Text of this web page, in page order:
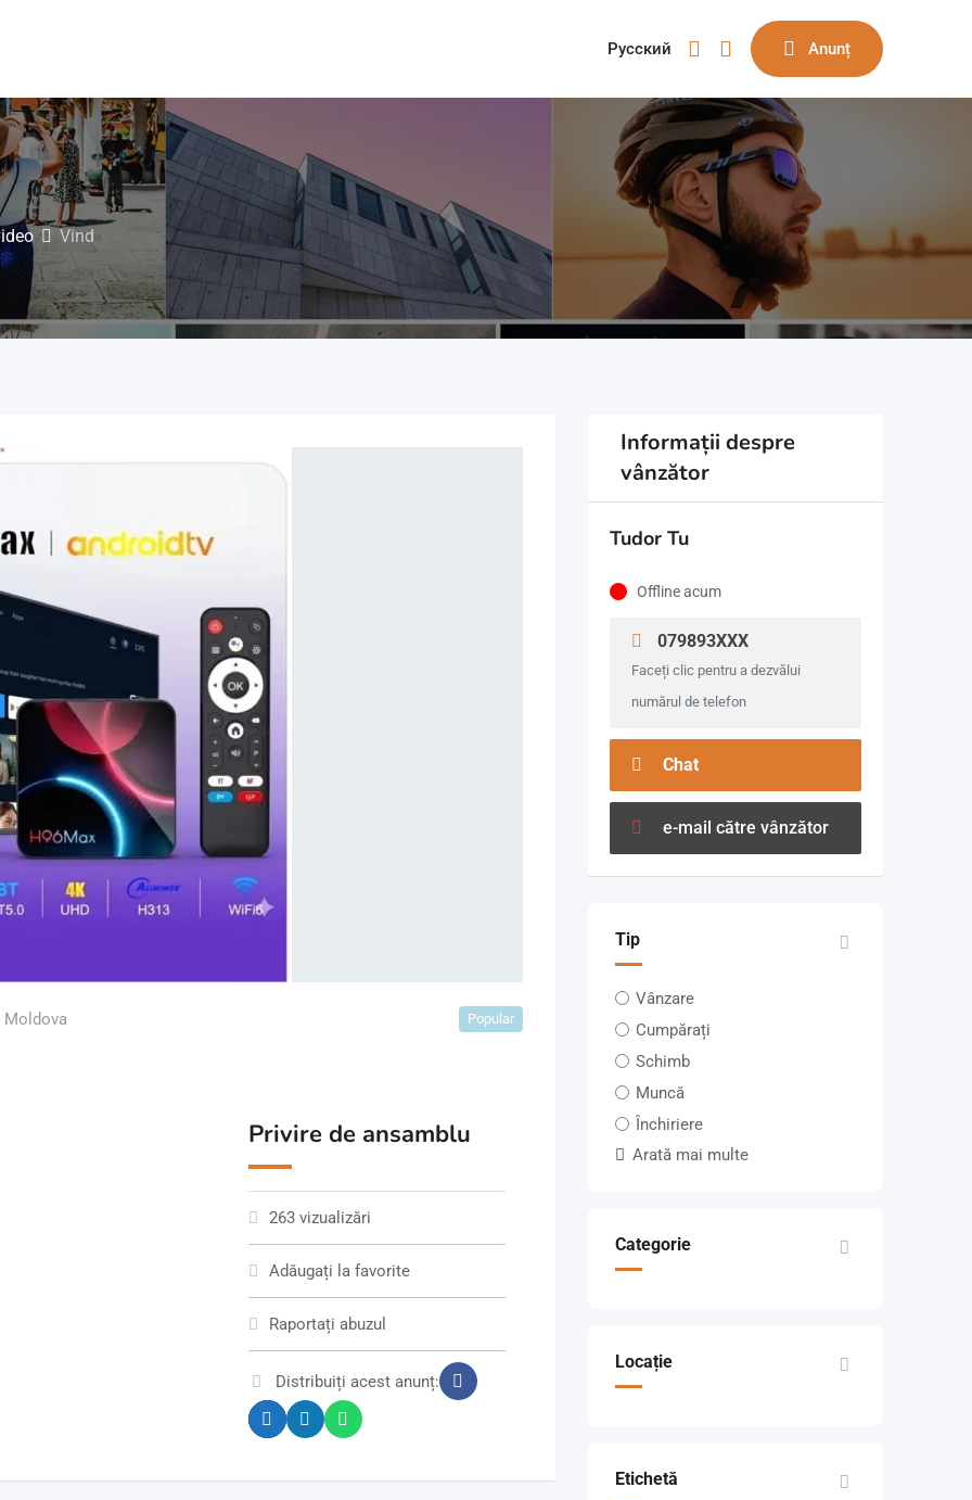
Русский Anunț
Vind
Moldova Popular
Privire de ansamblu
263 vizualizări
Adăugați la favorite
Raportați abuzul
Distribuiți acest anunț:
Informații despre
vânzător
Tudor Tu
Offline acum
079893XXX
Faceți clic pentru a dezvălui
numărul de telefon
Chat
e-mail către vânzător
Tip
Vânzare
Cumpărați
Schimb
Muncă
Închiriere
Arată mai multe
Categorie
Locație
Etichetă